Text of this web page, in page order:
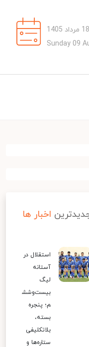
Sunday 09
اخبار ها
استقلال در
آستانه
لیگ
بیست‌وشش
م؛ پنجره
بسته،
بلاتکلیفی
ستاره‌ها و